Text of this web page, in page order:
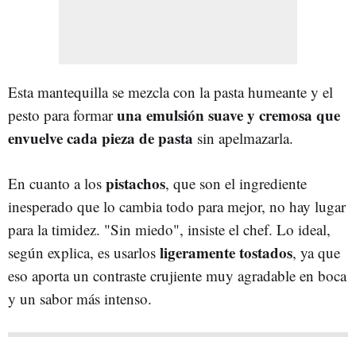
Esta mantequilla se mezcla con la pasta humeante y el
pesto para formaruna emulsión suave y cremosa que
envuelve cada pieza de pasta sin apelmazarla.
En cuanto a los pistachos, que son el ingrediente
inesperado que lo cambia todo para mejor, no hay lugar
para la timidez. "Sin miedo", insiste el chef. Lo ideal,
según explica, es usarlos ligeramente tostados, ya que
eso aporta un contraste crujiente muy agradable en boca
y un sabor más intenso.